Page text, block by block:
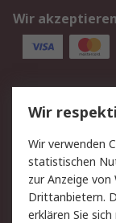
Wir
Service
Value Added
Hilfe
Rechtliches
Wir
Wir verwenden
statistischen
zur Anzeige
Drittanbietern.
erklären Sie